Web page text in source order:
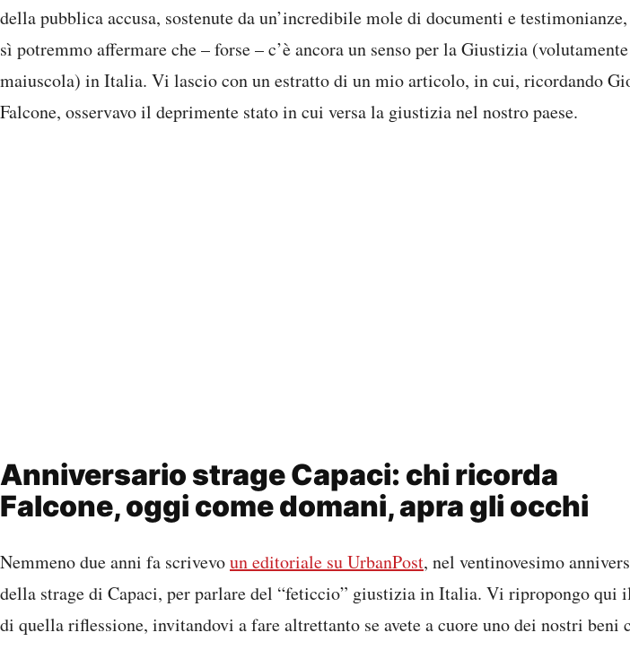
della pubblica accusa, sostenute da un’incredibile mole di documenti e
sì potremmo affermare che – forse – c’è ancora un senso per la Giustizia
maiuscola) in Italia. Vi lascio con un estratto di un mio articolo, in cui, ricordando
Falcone, osservavo il deprimente stato in cui versa la giustizia nel nostro paese.
Anniversario strage Capaci: chi ricorda
Falcone, oggi come domani, apra gli occhi
Nemmeno due anni fa scrivevoun editoriale su UrbanPost, nel ventinovesimo
della strage di Capaci, per parlare del “feticcio” giustizia in Italia. Vi ripropongo qui
di quella riflessione, invitandovi a fare altrettanto se avete a cuore uno dei nostri beni